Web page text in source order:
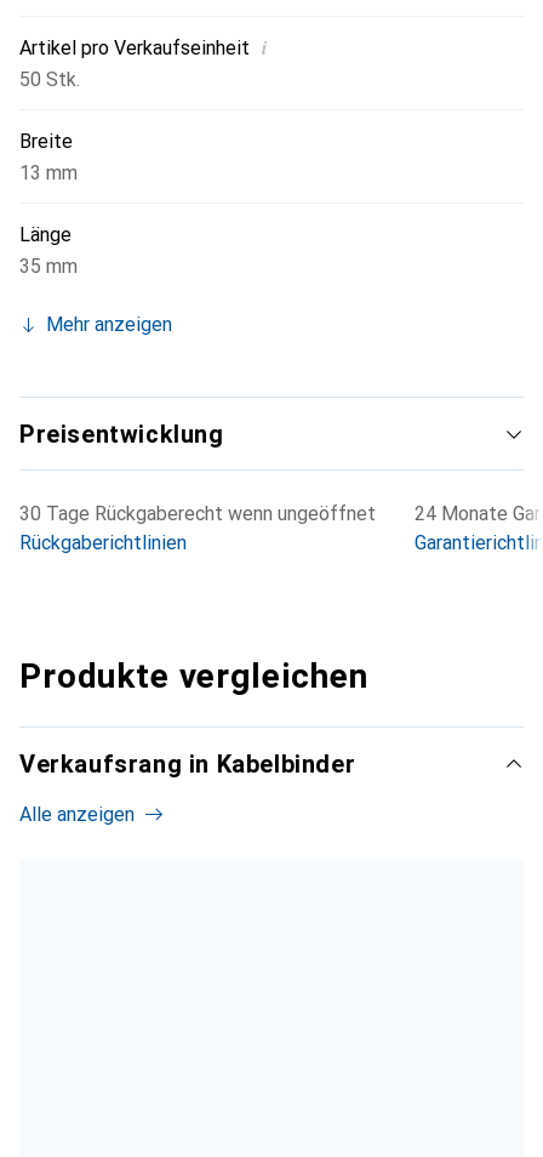
Artikel pro Verkaufseinheit i
50 Stk.
Breite
13 mm
Länge
35 mm
Mehr anzeigen
Preisentwicklung
30 Tage Rückgaberecht wenn ungeöffnet
Rückgaberichtlinien
24 Monate
Produkte vergleichen
Verkaufsrang in Kabelbinder
Alle anzeigen